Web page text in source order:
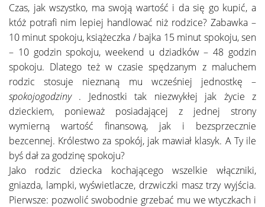
Czas, jak wszystko, ma swoją wartość i da się go kupić, a
któż potrafi nim lepiej handlować niż rodzice? Zabawka –
10 minut spokoju, książeczka / bajka 15 minut spokoju, sen
– 10 godzin spokoju, weekend u dziadków – 48 godzin
spokoju. Dlatego też w czasie spędzanym z maluchem
rodzic stosuje nieznaną mu wcześniej jednostkę –
spokojogodziny . Jednostki tak niezwykłej jak życie z
dzieckiem, ponieważ posiadającej z jednej strony
wymierną wartość finansową, jak i bezsprzecznie
bezcennej. Królestwo za spokój, jak mawiał klasyk. A Ty ile
byś dał za godzinę spokoju?
Jako rodzic dziecka kochającego wszelkie włączniki,
gniazda, lampki, wyświetlacze, drzwiczki masz trzy wyjścia.
Pierwsze: pozwolić swobodnie grzebać mu we wtyczkach i